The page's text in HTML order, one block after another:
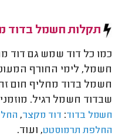
תקלות חשמל בדוד
כמו כל דוד שמש גם דוד
חשמל, לימי החורף
חשמל בדוד מחליף חום
שבדוד חשמל רגיל.
חשמל בדוד: דוד מקצר,
החלפת תרמוסטט, ועוד.